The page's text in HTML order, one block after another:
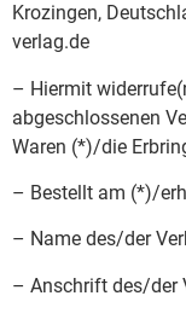
Krozingen,
verlag.de
– Hiermit
abgeschlossenen
Waren (*)/die
– Bestellt am (*)/
– Name des/der
– Anschrift des/der